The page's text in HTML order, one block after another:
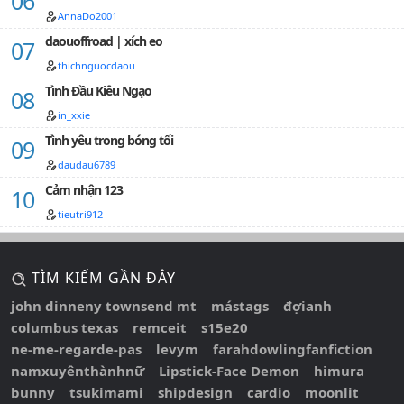
AnnaDo2001
daouoffroad | xích eo
thichnguocdaou
Tình Đầu Kiêu Ngạo
in_xxie
Tình yêu trong bóng tối
daudau6789
Cảm nhận 123
tieutri912
TÌM KIẾM GẦN ĐÂY
john dinneny townsend mt mástags
đợianh
columbus texas
remceit
s15e20
ne-me-regarde-pas
levym
farahdowlingfanfiction
namxuyênthànhnữ
Lipstick-Face Demon
himura
bunny
tsukimami shipdesign cardio moonlit